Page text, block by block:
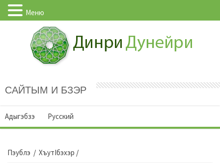
САЙТЫМ И БЗЭР
Адыгэбзэ Русский
Пэублэ / ХъутIбэхэр /
Меню